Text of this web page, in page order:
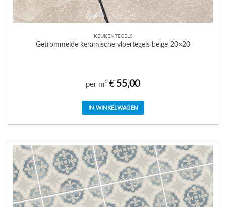
KEUKENTEGELS
Getrommelde keramische vloertegels beige 20×20
per m² €55,00
IN WINKELWAGEN